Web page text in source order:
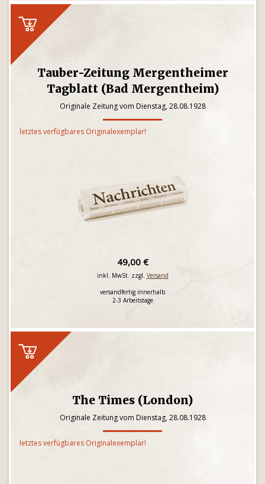
Tauber-Zeitung Mergentheimer
Tagblatt (Bad Mergentheim)
Originale Zeitung vom Dienstag, 28.08.1928
letztes verfügbares Originalexemplar!
49,00 €
inkl. MwSt. zzgl. Versand
versandfertig innerhalb
2-3 Arbeitstage
The Times (London)
Originale Zeitung vom Dienstag, 28.08.1928
letztes verfügbares Originalexemplar!